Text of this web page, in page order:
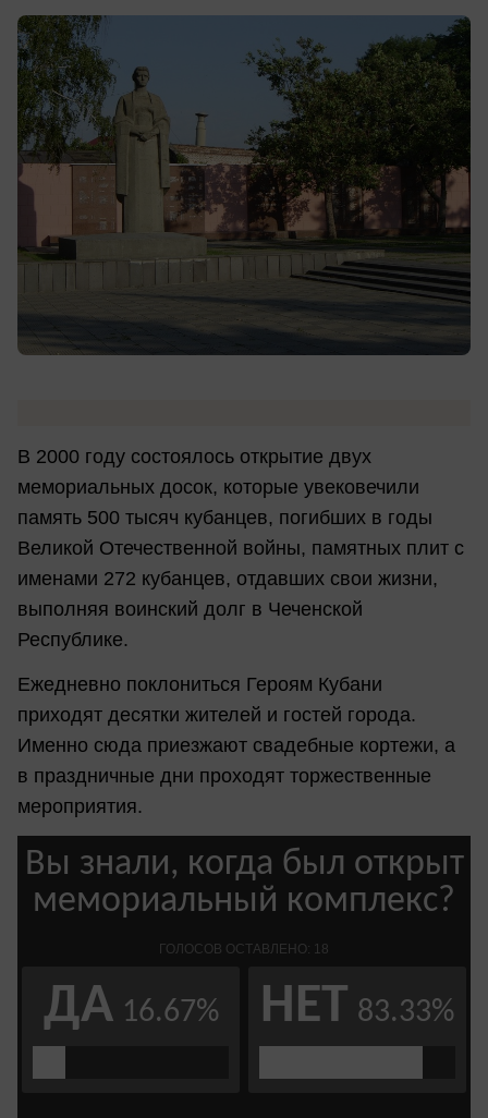
В 2000 году состоялось открытие двух
мемориальных досок, которые увековечили
память 500 тысяч кубанцев, погибших в годы
Великой Отечественной войны, памятных плит с
именами 272 кубанцев, отдавших свои жизни,
выполняя воинский долг в Чеченской
Республике.
Ежедневно поклониться Героям Кубани
приходят десятки жителей и гостей города.
Именно сюда приезжают свадебные кортежи, а
в праздничные дни проходят торжественные
мероприятия.